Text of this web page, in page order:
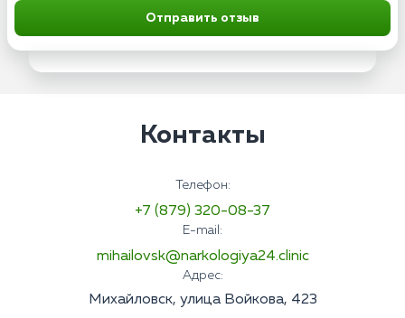
Отправить отзыв
Контакты
Телефон:
+7 (879) 320-08-37
E-mail:
mihailovsk@narkologiya24.clinic
Адрес:
Михайловск, улица Войкова, 423